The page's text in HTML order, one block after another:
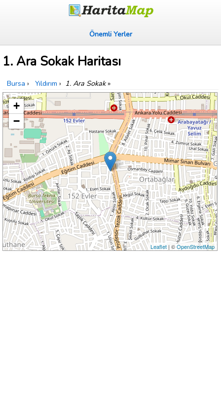
Önemli Yerler
1. Ara Sokak Haritası
Bursa › Yıldırım › 1. Ara Sokak»
+
−
Leaflet| ©OpenStreetMap